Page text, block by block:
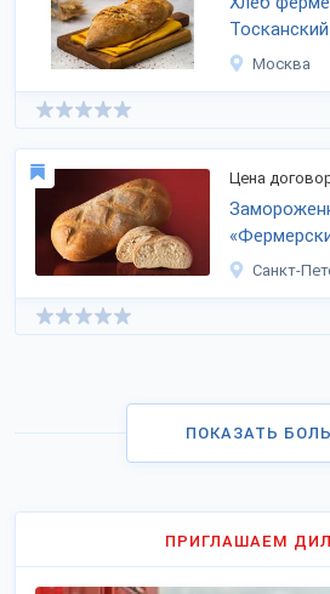
Тосканский
Москва
Цена
Санкт-
ПОКАЗАТЬ
ПРИГЛАШАЕМ